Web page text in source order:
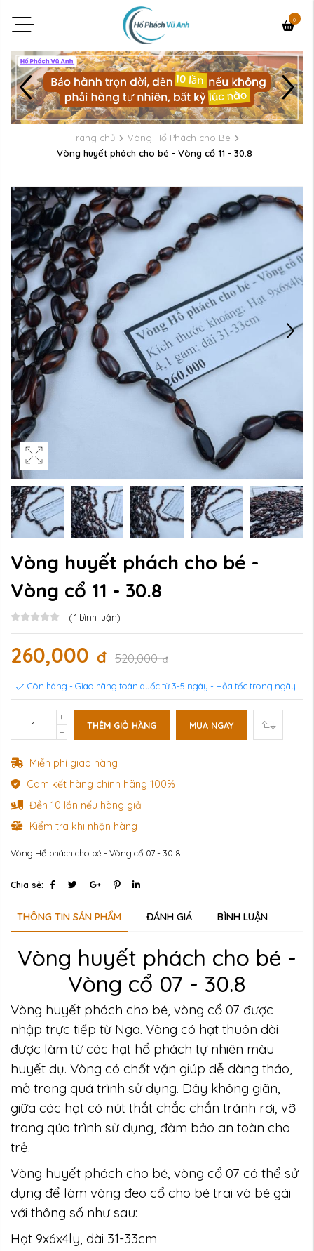
0
Trang chủ
Vòng Hổ Phách cho Bé
Vòng huyết phách cho bé - Vòng cổ 11 - 30.8
Vòng huyết phách cho bé -
Vòng cổ 11 - 30.8
(1 bình luận)
260,000 đ 520,000đ
Còn hàng - Giao hàng toàn quốc từ 3-5 ngày - Hỏa tốc trong ngày
THÊM GIỎ HÀNG MUA NGAY
Miễn phí giao hàng
Cam kết hàng chính hãng 100%
Đền 10 lần nếu hàng giả
Kiểm tra khi nhận hàng
Vòng Hổ phách cho bé - Vòng cổ 07 - 30.8
Chia sẻ:
THÔNG TIN SẢN PHẨM ĐÁNH GIÁ BÌNH LUẬN
Vòng huyết phách cho bé -
Vòng cổ 07 - 30.8
Vòng huyết phách cho bé, vòng cổ 07 được
nhập trực tiếp từ Nga. Vòng có hạt thuôn dài
được làm từ các hạt hổ phách tự nhiên màu
huyết dụ. Vòng có chốt vặn giúp dễ dàng tháo,
mở trong quá trình sử dụng. Dây không giãn,
giữa các hạt có nút thắt chắc chắn tránh rơi, vỡ
trong qúa trình sử dụng, đảm bảo an toàn cho
trẻ.
Vòng huyết phách cho bé, vòng cổ 07 có thể sử
dụng để làm vòng đeo cổ cho bé trai và bé gái
với thông số như sau:
Hạt 9x6x4ly, dài 31-33cm